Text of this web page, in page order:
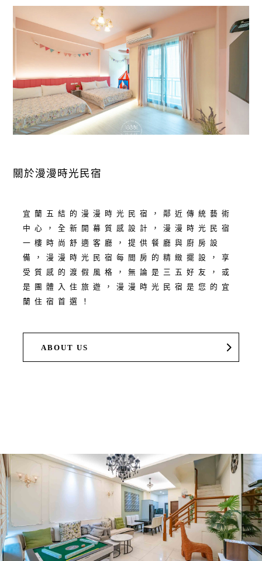
關於漫漫時光民宿
宜蘭五結的漫漫時光民宿，鄰近傳統藝術
中心，全新開幕質感設計，漫漫時光民宿
一樓時尚舒適客廳，提供餐廳與廚房設
備，漫漫時光民宿每間房的精緻擺設，享
受質感的渡假風格，無論是三五好友，或
是團體入住旅遊，漫漫時光民宿是您的宜
蘭住宿首選！
ABOUT US